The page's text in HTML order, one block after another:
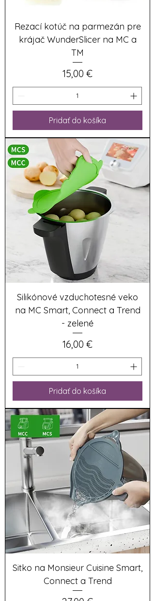
Rezací kotúč na parmezán pre
krájač WunderSlicer na MC a
TM
Cena
15,00 €
Pridať do košíka
Silikónové vzduchotesné veko
na MC Smart, Connect a Trend
- zelené
Cena
16,00 €
Pridať do košíka
Sitko na Monsieur Cuisine Smart,
Connect a Trend